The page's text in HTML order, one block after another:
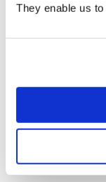
They enable us